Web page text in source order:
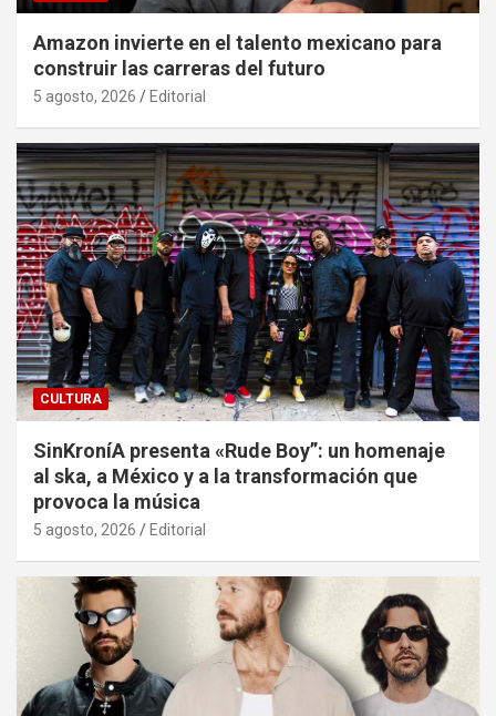
Amazon invierte en el talento mexicano para
construir las carreras del futuro
5 agosto, 2026 Editorial
CULTURA
SinKroníA presenta «Rude Boy”: un homenaje
al ska, a México y a la transformación que
provoca la música
5 agosto, 2026 Editorial